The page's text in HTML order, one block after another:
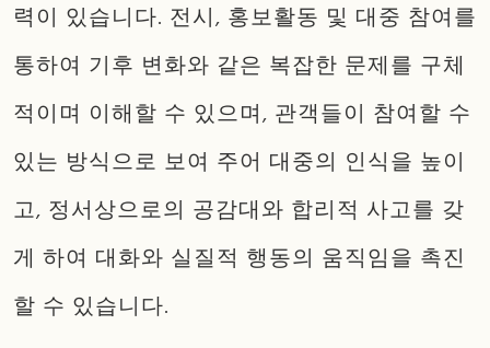
력이 있습니다. 전시, 홍보활동 및 대중 참여를
통하여 기후 변화와 같은 복잡한 문제를 구체
적이며 이해할 수 있으며, 관객들이 참여할 수
있는 방식으로 보여 주어 대중의 인식을 높이
고, 정서상으로의 공감대와 합리적 사고를 갖
게 하여 대화와 실질적 행동의 움직임을 촉진
할 수 있습니다.